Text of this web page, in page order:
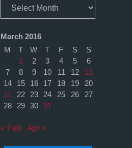
March 2016
M
T W T F S
S
1
2 3 4 5
6
7
8 9 10 11 12
13
14
15 16 17 18 19
20
21
22 23 24 25 26
27
28
29 30 31
« Feb Apr »